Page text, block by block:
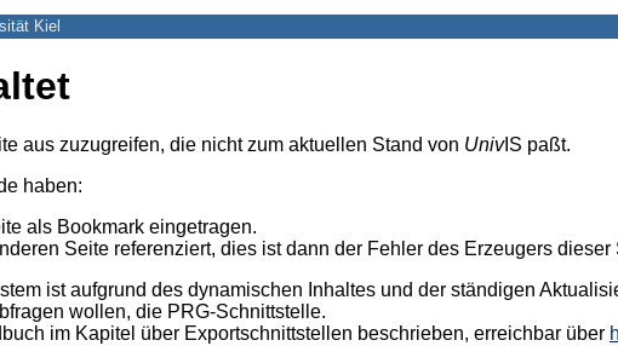
Kiel
aus zuzugreifen, die nicht zum aktuellen Stand von UnivIS paßt.
haben:
als Bookmark eingetragen.
Seite referenziert, dies ist dann der Fehler des Erzeugers dieser
ist aufgrund des dynamischen Inhaltes und der ständigen
wollen, die PRG-Schnittstelle.
im Kapitel über Exportschnittstellen beschrieben, erreichbar über